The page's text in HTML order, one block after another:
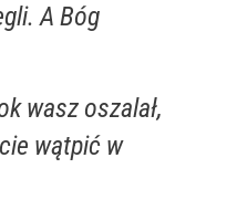
A Bóg
wasz oszalał,
wątpić w